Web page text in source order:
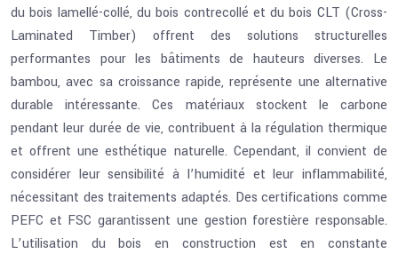
du bois lamellé-collé, du bois contrecollé et du bois CLT (Cross-
Laminated Timber) offrent des solutions structurelles
performantes pour les bâtiments de hauteurs diverses. Le
bambou, avec sa croissance rapide, représente une alternative
durable intéressante. Ces matériaux stockent le carbone
pendant leur durée de vie, contribuent à la régulation thermique
et offrent une esthétique naturelle. Cependant, il convient de
considérer leur sensibilité à l’humidité et leur inflammabilité,
nécessitant des traitements adaptés. Des certifications comme
PEFC et FSC garantissent une gestion forestière responsable.
L’utilisation du bois en construction est en constante